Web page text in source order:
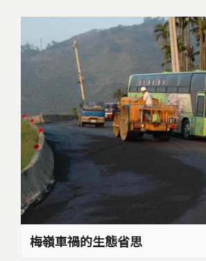
梅嶺車禍的生態省思